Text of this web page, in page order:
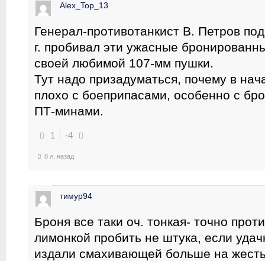
Alex_Top_13
Генерал-противотанкист В. Петров
г. пробивал эти ужасные
своей любимой 107-мм пушки.
Тут надо призадуматься, почему в
плохо с боеприпасами, особенно с
ПТ-минами.
1 -4
8 л. назад
тимур94
Броня все таки оч. тонкая- точно
лимонкой пробить не штука, если
издали смахивающей больше на